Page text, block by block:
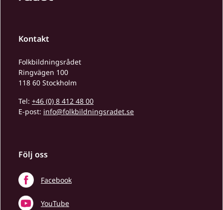
Kontakt
Folkbildningsrådet
Ringvägen 100
118 60 Stockholm
Tel: +46 (0) 8 412 48 00
E-post: info@folkbildningsradet.se
Följ oss
Facebook
YouTube